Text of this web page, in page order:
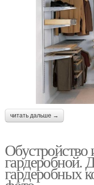
читать дальше →
Обустройство
гардеробной.
гардеробных